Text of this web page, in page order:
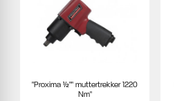
"Proxima ½"" muttertrekker 1220
Nm"